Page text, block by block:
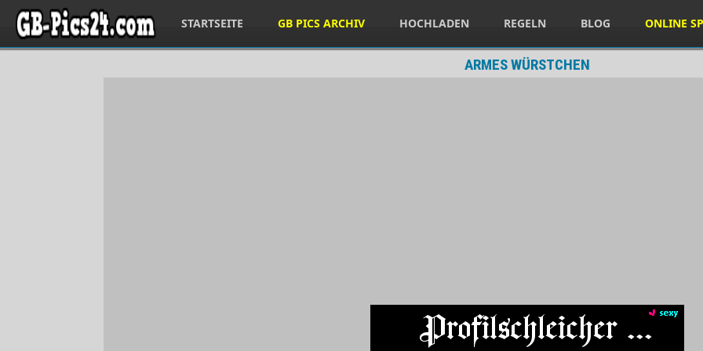
STARTSEITE GB PICS ARCHIV HOCHLADEN REGELN BLOG ONLINE
ARMES WÜRSTCHEN